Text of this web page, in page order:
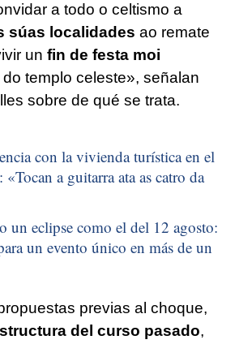
a todo o celtismo a
súas localidades ao remate
un fin de festa moi
do templo celeste», señalan
sobre de qué se trata.
con la vivienda turística en el
«Tocan a guitarra ata as catro da
un eclipse como el del 12 agosto:
un evento único en más de un
previas al choque,
del curso pasado,